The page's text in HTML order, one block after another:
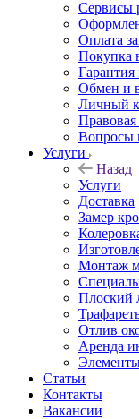
Сервисы
Оплата
Покупка
Гарантия
Обмен и
Личный
Вопросы
Услуги
Назад
Услуги
Доставка
Замер
Монтаж
Плоский
Отлив
Аренда
Статьи
Контакты
Вакансии